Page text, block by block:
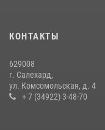
14 июля 2026, 06:53
КОНТАКТЫ
629008
г. Салехард,
ул. Комсомольская, д. 4
+ 7 (34922) 3-48-70